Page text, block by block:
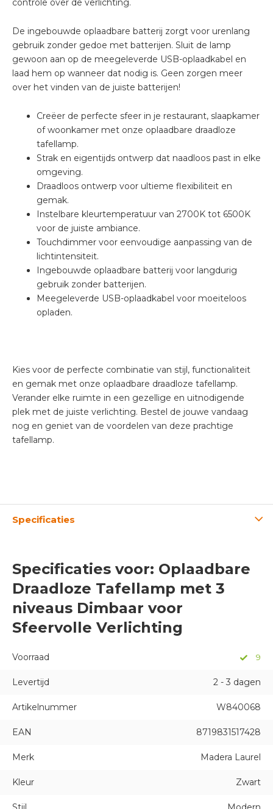
controle over de verlichting.
De ingebouwde oplaadbare batterij zorgt voor urenlang
gebruik zonder gedoe met batterijen. Sluit de lamp
gewoon aan op de meegeleverde USB-oplaadkabel en
laad hem op wanneer dat nodig is. Geen zorgen meer
over het vinden van de juiste batterijen!
Creëer de perfecte sfeer in je restaurant, slaapkamer
of woonkamer met onze oplaadbare draadloze
tafellamp.
Strak en eigentijds ontwerp dat naadloos past in elke
omgeving.
Draadloos ontwerp voor ultieme flexibiliteit en
gemak.
Instelbare kleurtemperatuur van 2700K tot 6500K
voor de juiste ambiance.
Touchdimmer voor eenvoudige aanpassing van de
lichtintensiteit.
Ingebouwde oplaadbare batterij voor langdurig
gebruik zonder batterijen.
Meegeleverde USB-oplaadkabel voor moeiteloos
opladen.
Kies voor de perfecte combinatie van stijl, functionaliteit
en gemak met onze oplaadbare draadloze tafellamp.
Verander elke ruimte in een gezellige en uitnodigende
plek met de juiste verlichting. Bestel de jouwe vandaag
nog en geniet van de voordelen van deze prachtige
tafellamp.
Specificaties
Specificaties voor: Oplaadbare
Draadloze Tafellamp met 3
niveaus Dimbaar voor
Sfeervolle Verlichting
Voorraad 9
Levertijd 2 - 3 dagen
Artikelnummer W840068
EAN 8719831517428
Merk Madera Laurel
Kleur Zwart